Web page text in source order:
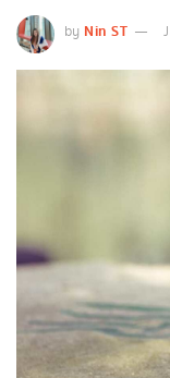
by Nin ST